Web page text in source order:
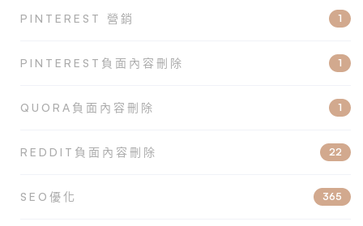
PINTEREST 營銷 1
PINTEREST負面內容刪除 1
QUORA負面內容刪除 1
REDDIT負面內容刪除 22
SEO優化 365